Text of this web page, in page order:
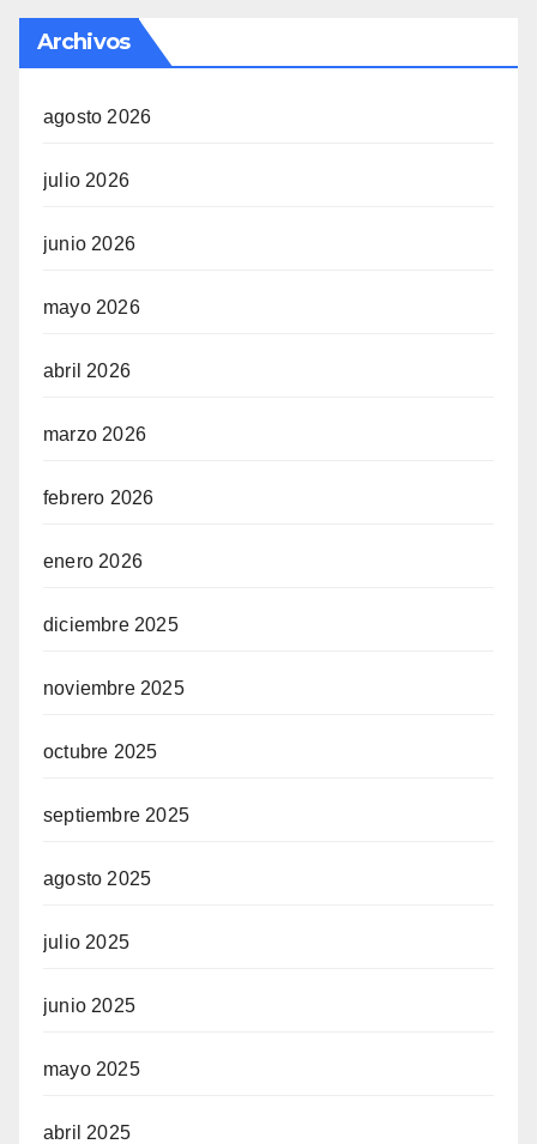
Archivos
agosto 2026
julio 2026
junio 2026
mayo 2026
abril 2026
marzo 2026
febrero 2026
enero 2026
diciembre 2025
noviembre 2025
octubre 2025
septiembre 2025
agosto 2025
julio 2025
junio 2025
mayo 2025
abril 2025